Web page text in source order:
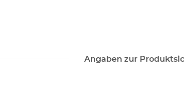
Angaben zur